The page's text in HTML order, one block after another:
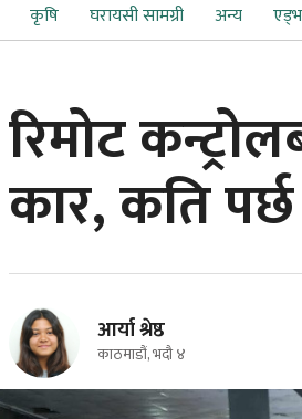
कृषि घरायसी सामग्री अन्य
रिमोट
कार, कति
आर्या श्रेष्ठ
काठमाडौं, भदौ ४